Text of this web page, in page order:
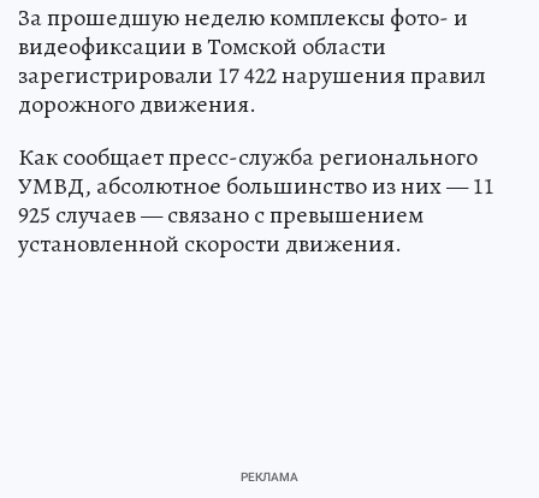
За прошедшую неделю комплексы фото- и
видеофиксации в Томской области
зарегистрировали 17 422 нарушения правил
дорожного движения.
Как сообщает пресс-служба регионального
УМВД, абсолютное большинство из них — 11
925 случаев — связано с превышением
установленной скорости движения.